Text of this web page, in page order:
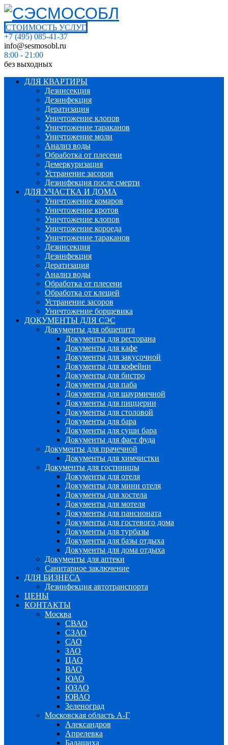
СТОИМОСТЬ УСЛУГ
+7 (495) 085-41-37
info@sesmosobl.ru
8:00 - 21:00
без выходных
ДЛЯ КВАРТИРЫ
Дезинсекция
Дезинфекция
Дератизация
Уничтожение клопов
Уничтожение тараканов
Уничтожение моли
Анализ воды
Обработка от плесени
Демеркуризация
Устранение засоров
Дезинфекция после смерти
ДЛЯ УЧАСТКА И ДОМА
Уничтожение комаров
Уничтожение кротов
Уничтожение клопов
Уничтожение короеда
Уничтожение тараканов
Дезинсекция
Дезинфекция
Дератизация
Анализ воды
Обработка от плесени
Обработка от клещей
Устранение засоров
Уничтожение борщевика
ДОКУМЕНТЫ ДЛЯ СЭС
Документы для общепита
Документы для ресторана
Документы для кафе
Документы для закусочной
Документы для кофейни
Документы для бистро
Документы для паба
Документы для шаурмичной
Документы для пиццерии
Документы для столовой
Документы для бара
Документы для суши бара
Документы для фаст фуда
Документы для прачечной
Документы для химчистки
Документы для гостиницы
Документы для отеля
Документы для мини отеля
Документы для хостела
Документы для мотеля
Документы для пансионата
Документы для гостевого дома
Документы для турбазы
Документы для базы отдыха
Документы для дома отдыха
Документы для аптеки
Санитарное заключение
ДЛЯ БИЗНЕСА
Дезинфекция автотранспорта
ЦЕНЫ
КОНТАКТЫ
Москва
СВАО
СЗАО
САО
ЗАО
ЦАО
ВАО
ЮАО
ЮЗАО
ЮВАО
Зеленоград
Московская область А-Г
Александров
Апрелевка
Балашиха